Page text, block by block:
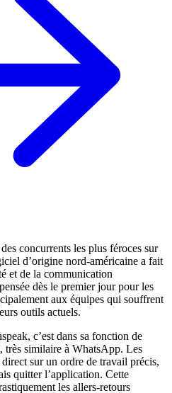
concurrents les plus féroces sur
d’origine nord-américaine a fait
et de la communication
dès le premier jour pour les
aux équipes qui souffrent
outils actuels.
c’est dans sa fonction de
très similaire à WhatsApp. Les
sur un ordre de travail précis,
quitter l’application. Cette
les allers-retours